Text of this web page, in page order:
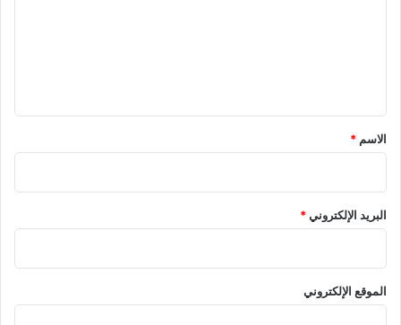
*
الاسم *
البريد الإلكتروني*
الموقع الإلكتروني